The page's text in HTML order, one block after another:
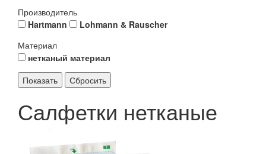
Производитель
Hartmann
Lohmann & Rauscher
Материал
нетканый материал
Салфетки нетканые